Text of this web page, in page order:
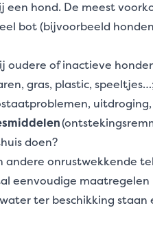
een hond. De meest
bot (bijvoorbeeld
oudere of inactieve
gras, plastic,
doen?
andere onrustwekkende
eenvoudige maatregelen
ter beschikking staan